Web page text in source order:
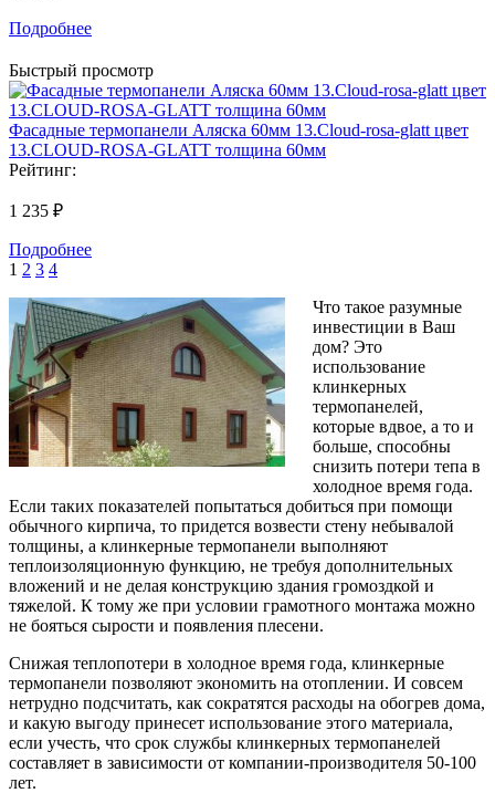
Подробнее
Быстрый просмотр
Фасадные термопанели Аляска 60мм 13.Cloud-rosa-glatt цвет
13.CLOUD-ROSA-GLATT толщина 60мм
Рейтинг:
1 235 ₽
Подробнее
1 2 3 4
Что такое разумные
инвестиции в Ваш
дом? Это
использование
клинкерных
термопанелей,
которые вдвое, а то и
больше, способны
снизить потери тепа в
холодное время года.
Если таких показателей попытаться добиться при помощи
обычного кирпича, то придется возвести стену небывалой
толщины, а клинкерные термопанели выполняют
теплоизоляционную функцию, не требуя дополнительных
вложений и не делая конструкцию здания громоздкой и
тяжелой. К тому же при условии грамотного монтажа можно
не бояться сырости и появления плесени.
Снижая теплопотери в холодное время года, клинкерные
термопанели позволяют экономить на отоплении. И совсем
нетрудно подсчитать, как сократятся расходы на обогрев дома,
и какую выгоду принесет использование этого материала,
если учесть, что срок службы клинкерных термопанелей
составляет в зависимости от компании-производителя 50-100
лет.